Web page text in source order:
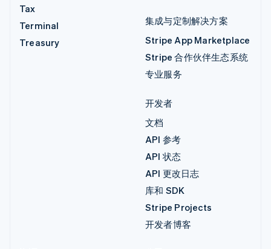
Tax
Terminal
Treasury
集成与定制解决方案
Stripe App Marketplace
Stripe 合作伙伴生态系统
专业服务
开发者
文档
API 参考
API 状态
API 更改日志
库和 SDK
Stripe Projects
开发者博客